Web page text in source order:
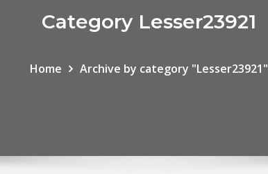
Category Lesser23921
Home Archive by category "Lesser23921"